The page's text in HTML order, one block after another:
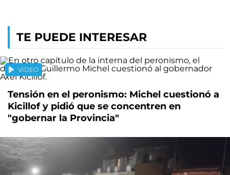
TE PUEDE INTERESAR
VIDEO
Tensión en el peronismo: Michel cuestionó a
Kicillof y pidió que se concentren en
"gobernar la Provincia"